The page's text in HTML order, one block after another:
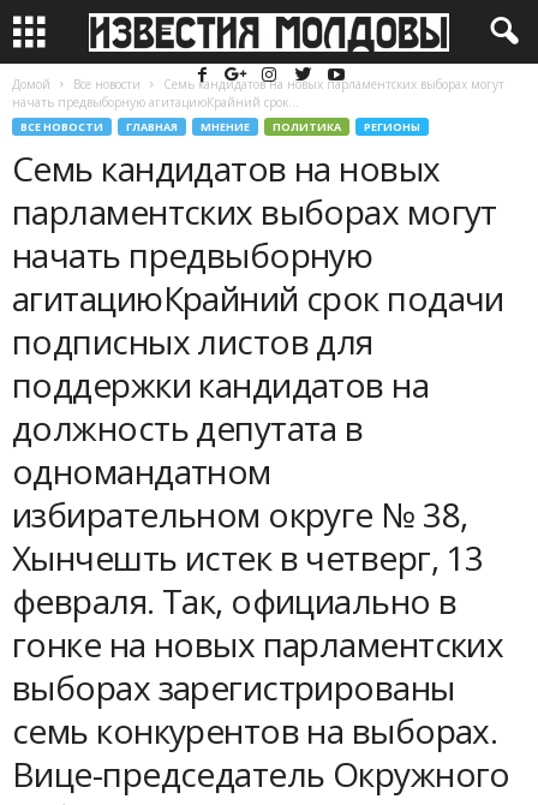
Домой Все новости
Семь кандидатов на новых парламентских выборах могут
начать предвыборную агитациюКрайний срок...
ВСЕ НОВОСТИ ГЛАВНАЯ МНЕНИЕ ПОЛИТИКА РЕГИОНЫ
Семь кандидатов на новых
парламентских выборах могут
начать предвыборную
агитациюКрайний срок подачи
подписных листов для
поддержки кандидатов на
должность депутата в
одномандатном
избирательном округе № 38,
Хынчешть истек в четверг, 13
февраля. Так, официально в
гонке на новых парламентских
выборах зарегистрированы
семь конкурентов на выборах.
Вице-председатель Окружного